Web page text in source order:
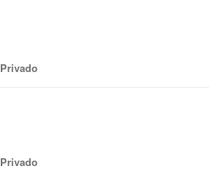
Privado
Privado